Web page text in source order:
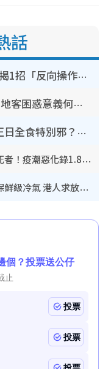
話
WhatsApp預設貼圖點刪？揭1招「反向操作」還原簡潔介面 附3步實測教學
香港山邊鐵閘邊門大開？內地客困惑意義何在！網民神回覆：呢種叫法理性防禦
鬼門開2026｜農曆七月撞正日全食特別邪？專家警告切忌做一事！揭4大禁忌+2招保平安
奪命寄生蟲｜食生菜狂瀉首現死者！疫潮惡化錄1.8萬宗病例 揭洗菜3大謬誤
內地客歎港人唔識老！揭港鐵保鮮級冷氣 港人求放過：咪投訴